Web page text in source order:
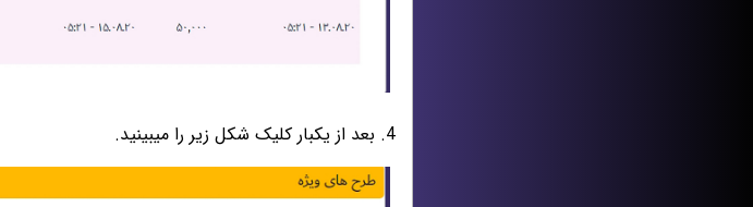
4. بعد از یکبار کلیک شکل زیر را میبینید.